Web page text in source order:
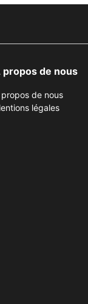
propos de nous
propos de nous
légales